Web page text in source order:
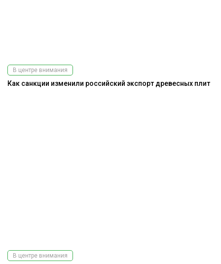
В центре внимания
Как санкции изменили российский экспорт древесных плит
В центре внимания